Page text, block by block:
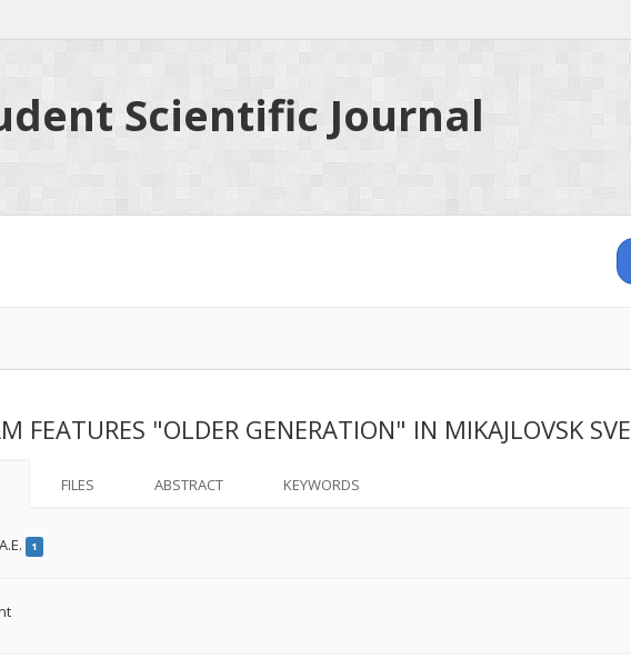
Scientific Journal
FEATURES "OLDER GENERATION" IN MIKAJLOVSK
FILES ABSTRACT KEYWORDS
1